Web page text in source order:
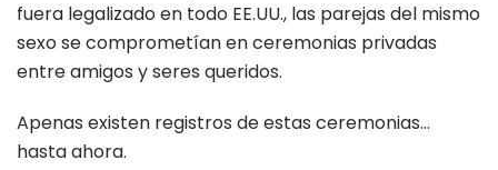
fuera legalizado en todo EE.UU., las parejas del mismo
sexo se comprometían en ceremonias privadas
entre amigos y seres queridos.
Apenas existen registros de estas ceremonias…
hasta ahora.